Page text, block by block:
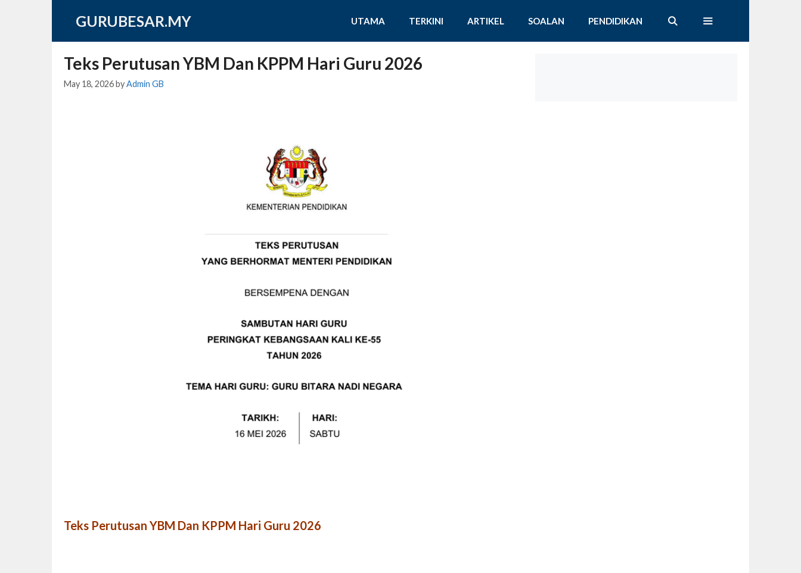
GURUBESAR.MY UTAMA TERKINI ARTIKEL SOALAN PENDIDIKAN
Teks Perutusan YBM Dan KPPM Hari Guru 2026
May 18, 2026byAdmin GB
Teks Perutusan YBM Dan KPPM Hari Guru 2026